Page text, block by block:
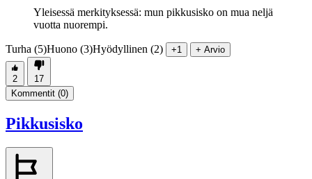
Yleisessä merkityksessä: mun pikkusisko on mua neljä
vuotta nuorempi.
Turha (5)Huono (3)Hyödyllinen (2) +1 + Arvio
2
17
Kommentit (0)
Pikkusisko